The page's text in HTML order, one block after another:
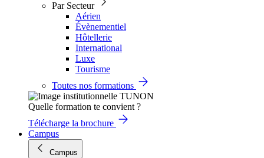
Par Secteur
Aérien
Évènementiel
Hôtellerie
International
Luxe
Tourisme
Toutes nos formations
Quelle formation te convient ?
Télécharge la brochure
Campus
Campus